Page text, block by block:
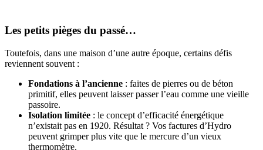
Les petits pièges du passé…
Toutefois, dans une maison d’une autre époque, certains défis
reviennent souvent :
Fondations à l’ancienne : faites de pierres ou de béton
primitif, elles peuvent laisser passer l’eau comme une vieille
passoire.
Isolation limitée : le concept d’efficacité énergétique
n’existait pas en 1920. Résultat ? Vos factures d’Hydro
peuvent grimper plus vite que le mercure d’un vieux
thermomètre.